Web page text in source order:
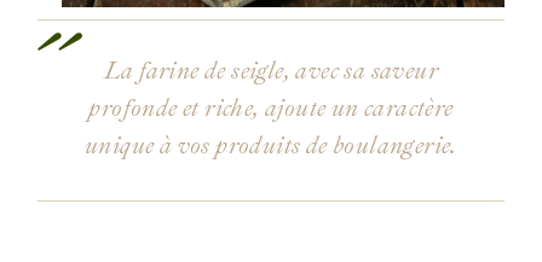
La farine de seigle, avec sa saveur
profonde et riche, ajoute un caractère
unique à vos produits de boulangerie.